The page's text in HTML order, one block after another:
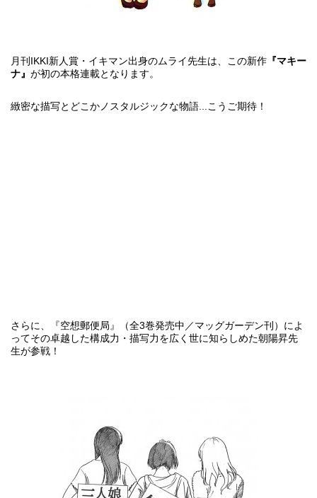
月刊IKKI新人賞・イキマン出身のムライ先生は、この新作 『マキー
ナ』 が初の本格連載となります。
緻密な描写とどこかノスタルジックな物語...こうご期待！
さらに、『空想郵便局』（全3巻発売中／マッグガーデン刊）によ
ってその卓越した構成力・描写力を広く世に知らしめた朝陽昇先
生が参戦！